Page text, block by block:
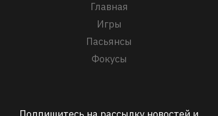
Главная
Игры
Пасьянсы
Фокусы